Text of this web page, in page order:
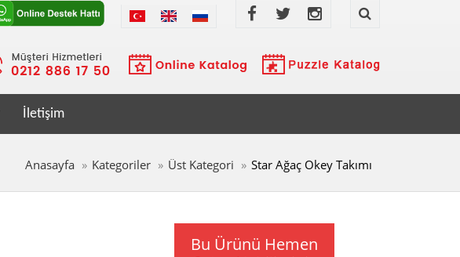
İletişim
Anasayfa Kategoriler Üst Kategori Star Ağaç Okey Takımı
Bu Ürünü Hemen